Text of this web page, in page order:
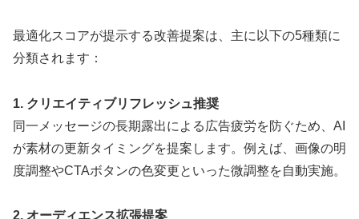
最適化スコアが提示する改善提案は、主に以下の5種類に
分類されます：
1. クリエイティブリフレッシュ推奨
同一メッセージの長期露出による広告疲労を防ぐため、AI
が素材の更新タイミングを提案します。例えば、画像の明
度調整やCTAボタンの色変更といった微調整を自動実施。
2. オーディエンス拡張提案